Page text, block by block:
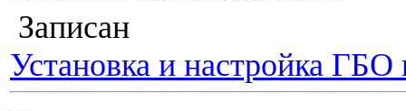
Записан
Установка и настройка